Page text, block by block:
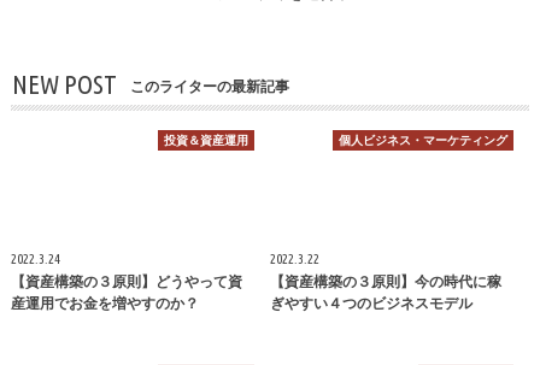
NEW POST このライターの最新記事
投資＆資産運用
2022.3.24
【資産構築の３原則】どうやって資
産運用でお金を増やすのか？
個人ビジネス・マーケティング
2022.3.22
【資産構築の３原則】今の時代に稼
ぎやすい４つのビジネスモデル